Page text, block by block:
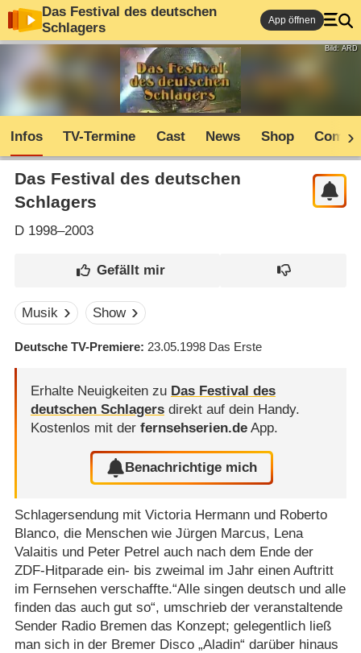
Das Festival des deutschen
Schlagers
App öffnen
Bild: ARD
Infos TV-Termine Cast News Shop
Das Festival des deutschen
Schlagers
D1998–2003
Musik Show
Deutsche TV-Premiere 23.05.1998 Das Erste
Erhalte Neuigkeiten zu Das Festival des
deutschen Schlagersdirekt auf dein Handy.
Kostenlos mit der fernsehserien.deApp.
Benachrichtige mich
Schlagersendung mit Victoria Hermann und Roberto
Blanco, die Menschen wie Jürgen Marcus, Lena
Valaitis und Peter Petrel auch nach dem Ende der
ZDF-Hitparade ein- bis zweimal im Jahr einen Auftritt
im Fernsehen verschaffte.“Alle singen deutsch und alle
finden das auch gut so“, umschrieb der veranstaltende
Sender Radio Bremen das Konzept; gelegentlich ließ
man sich in der Bremer Disco „Aladin“ darüber hinaus